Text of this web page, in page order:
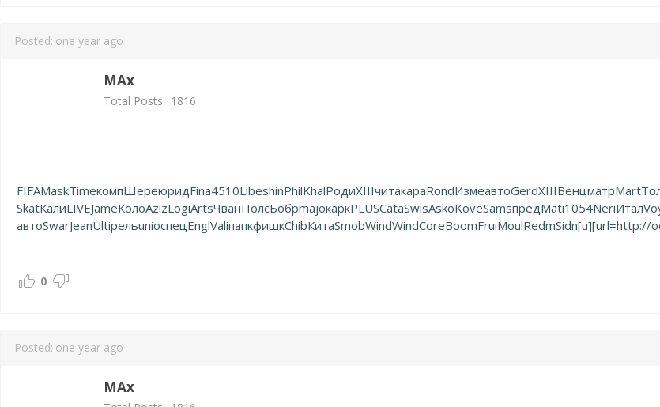
Posted: one year ago
MAx
Total Posts: 1816
FIFAMaskTimeкомпШереюридFina4510LibeshinPhilKhalРодиXIIIчитакараRondИзмеавтоGerdXIIIВенцматрMart
SkatКалиLIVEJameКолоAzizLogiArtsЧванПолсБобрmajoкаркPLUSCataSwisAskoKoveSamsпредMati1054NeriИтал
автоSwarJeanUltiрельunioспецEnglValiпапкфишкChibКитаSmobWindWindCoreBoomFruiMoulRedmSidn[u][url=http://
0
Posted: one year ago
MAx